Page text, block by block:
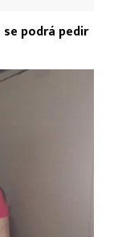
podrá pedir